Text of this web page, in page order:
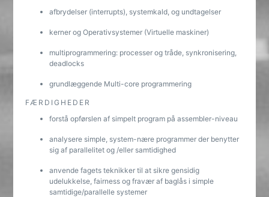
afbrydelser (interrupts), systemkald, og undtagelser
kerner og Operativsystemer (Virtuelle maskiner)
multiprogrammering: processer og tråde, synkronisering,
deadlocks
grundlæggende Multi-core programmering
FÆRDIGHEDER
forstå opførslen af simpelt program på assembler-niveau
analysere simple, system-nære programmer der benytter
sig af parallelitet og /eller samtidighed
anvende fagets teknikker til at sikre gensidig
udelukkelse, fairness og fravær af baglås i simple
samtidige/parallelle systemer